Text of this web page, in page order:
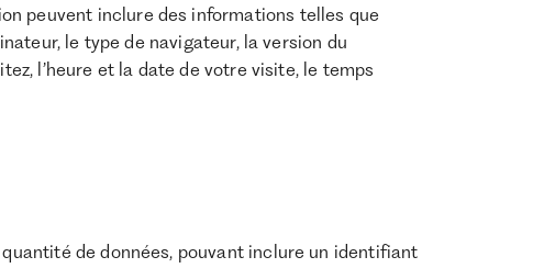
peuvent inclure des informations telles que
le type de navigateur, la version du
l’heure et la date de votre visite, le temps
de données, pouvant inclure un identifiant